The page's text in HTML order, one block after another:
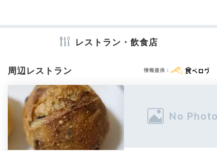
和食のお膳仕立てで頂きました。メインは4種類から選
べて黒毛和牛ロースのすき焼きを食べました！ご飯は蟹
の炊き込みご飯を頂きとても満足でした！
宿公式
施設スタッフのおすすめ
販売支配人 の鈴木さん
お食事は和食会席。メインは「山の幸」「海の幸」から
焼き物と鍋物から当日お選びいただけます。人気は、山
の幸の焼き物になります。
シャワーキャップ
タオル バスタオル ドライヤー
※設備・アメニティは、確認が取れている情報を表示しています。
レストラン・飲食店
周辺レストラン 情報提供：